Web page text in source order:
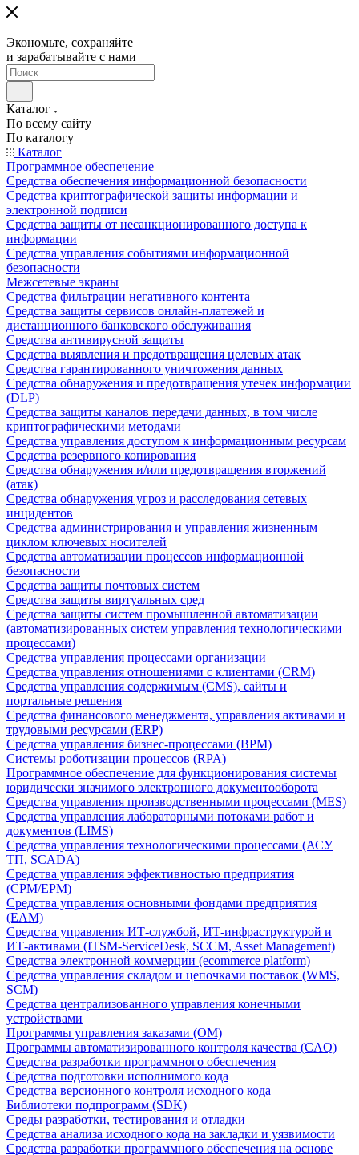
Экономьте, сохраняйте
и зарабатывайте с нами
Каталог
По всему сайту
По каталогу
Каталог
Программное обеспечение
Средства обеспечения информационной безопасности
Средства криптографической защиты информации и
электронной подписи
Средства защиты от несанкционированного доступа к
информации
Средства управления событиями информационной
безопасности
Межсетевые экраны
Средства фильтрации негативного контента
Средства защиты сервисов онлайн-платежей и
дистанционного банковского обслуживания
Средства антивирусной защиты
Средства выявления и предотвращения целевых атак
Средства гарантированного уничтожения данных
Средства обнаружения и предотвращения утечек информации
(DLP)
Средства защиты каналов передачи данных, в том числе
криптографическими методами
Средства управления доступом к информационным ресурсам
Средства резервного копирования
Средства обнаружения и/или предотвращения вторжений
(атак)
Средства обнаружения угроз и расследования сетевых
инцидентов
Средства администрирования и управления жизненным
циклом ключевых носителей
Средства автоматизации процессов информационной
безопасности
Средства защиты почтовых систем
Средства защиты виртуальных сред
Средства защиты систем промышленной автоматизации
(автоматизированных систем управления технологическими
процессами)
Средства управления процессами организации
Средства управления отношениями с клиентами (CRM)
Средства управления содержимым (CMS), сайты и
портальные решения
Средства финансового менеджмента, управления активами и
трудовыми ресурсами (ERP)
Средства управления бизнес-процессами (BPM)
Системы роботизации процессов (RPA)
Программное обеспечение для функционирования системы
юридически значимого электронного документооборота
Средства управления производственными процессами (MES)
Средства управления лабораторными потоками работ и
документов (LIMS)
Средства управления технологическими процессами (АСУ
ТП, SCADA)
Средства управления эффективностью предприятия
(CPM/EPM)
Средства управления основными фондами предприятия
(EAM)
Средства управления ИТ-службой, ИТ-инфраструктурой и
ИТ-активами (ITSM-ServiceDesk, SCCM, Asset Management)
Средства электронной коммерции (ecommerce platform)
Средства управления складом и цепочками поставок (WMS,
SCM)
Средства централизованного управления конечными
устройствами
Программы управления заказами (OM)
Программы автоматизированного контроля качества (CAQ)
Средства разработки программного обеспечения
Средства подготовки исполнимого кода
Средства версионного контроля исходного кода
Библиотеки подпрограмм (SDK)
Среды разработки, тестирования и отладки
Средства анализа исходного кода на закладки и уязвимости
Средства разработки программного обеспечения на основе